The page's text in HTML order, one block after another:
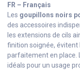
FR – Français
Les goupillons noirs
des accessoires
les extensions de cils
finition soignée, évitent
parfaitement en place.
idéals pour un usage